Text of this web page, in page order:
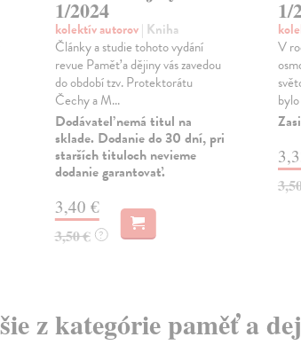
1/2024
kolektív autorov| Kniha
Články a studie tohoto vydání
revue Paměť a dějiny vás zavedou
do období tzv. Protektorátu
Čechy a M...
Dodávateľ nemá titul na
sklade. Dodanie do 30 dní, pri
starších tituloch nevieme
dodanie garantovať.
3,40 €
3,50 € ?
1/
V
z kategórie paměť a